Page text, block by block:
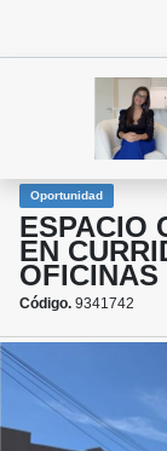
Oportunidad
ESPACIO
EN
OFICINAS
Código. 9341742